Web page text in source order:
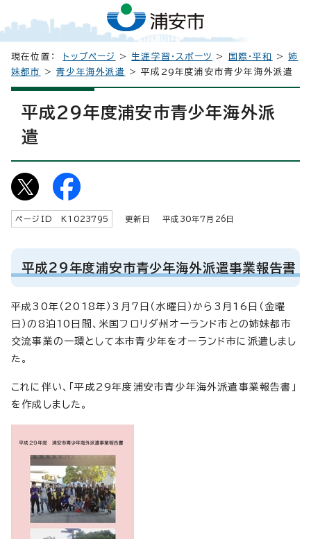
現在位置： トップページ >生涯学習・スポーツ > 国際・平和 >姉
妹都市
>青少年海外派遣 > 平成29年度浦安市青少年海外派遣
平成29年度浦安市青少年海外派
遣
ページID K 1023795 更新日 平成 30年7月 26 日
平成29年度浦安市青少年海外派遣事業報告書
平成30年（2018年）3月7日（水曜日）から3月16日（金曜
日）の8泊10日間、米国フロリダ州オーランド市との姉妹都市
交流事業の一環として本市青少年をオーランド市に派遣しまし
た。
これに伴い、「平成29年度浦安市青少年海外派遣事業報告書」
を作成しました。